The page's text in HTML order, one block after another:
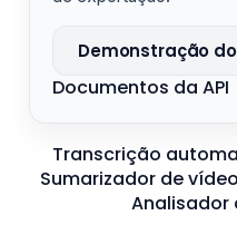
Demonstração
Documentos da API
Transcrição
Sumarizador de
Analisador